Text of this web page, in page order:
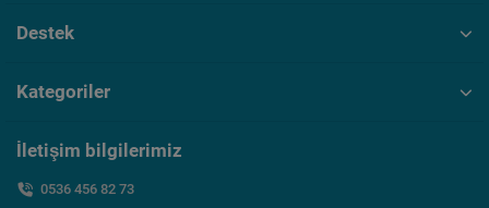
Destek
Kategoriler
İletişim bilgilerimiz
0536 456 82 73